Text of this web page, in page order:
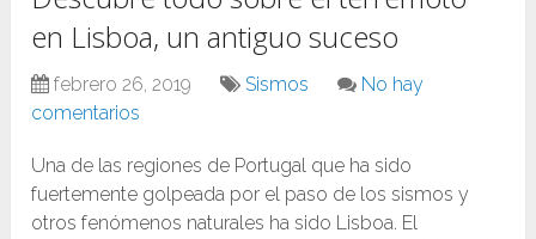
en Lisboa, un antiguo suceso
febrero 26, 2019 Sismos
No hay
comentarios
Una de las regiones de Portugal que ha sido
fuertemente golpeada por el paso de los sismos y
otros fenómenos naturales ha sido Lisboa. El